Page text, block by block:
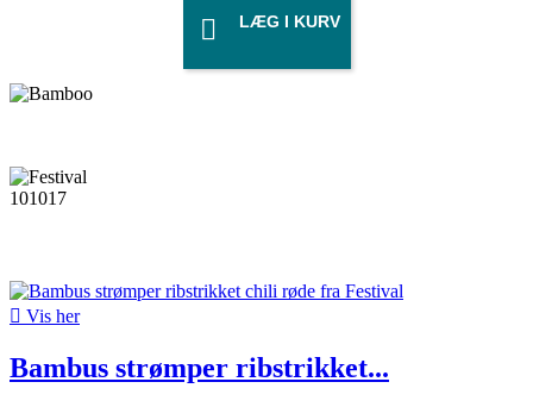
 LÆG I KURV
 Vis her
Bambus strømper ribstrikket...